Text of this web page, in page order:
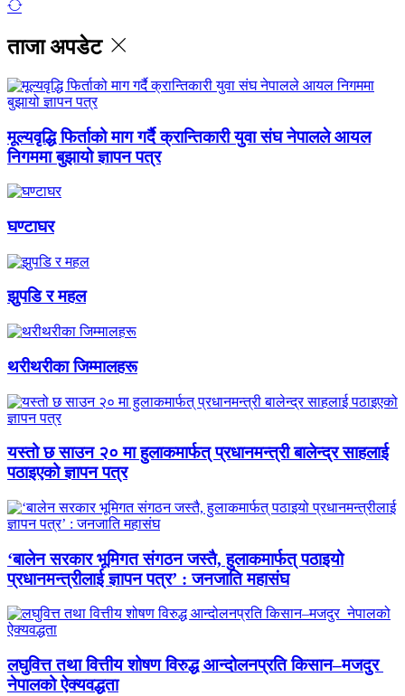
ताजा अपडेट
मूल्यवृद्धि फिर्ताको माग गर्दै क्रान्तिकारी युवा संघ नेपालले आयल
निगममा बुझायो ज्ञापन पत्र
घण्टाघर
झुपडि र महल
थरीथरीका जिम्मालहरू
यस्तो छ साउन २० मा हुलाकमार्फत् प्रधानमन्त्री बालेन्द्र साहलाई
पठाइएको ज्ञापन पत्र
‘बालेन सरकार भूमिगत संगठन जस्तै, हुलाकमार्फत् पठाइयो
प्रधानमन्त्रीलाई ज्ञापन पत्र’ : जनजाति महासंघ
लघुवित्त तथा वित्तीय शोषण विरुद्ध आन्दोलनप्रति किसान–मजदुर
नेपालको ऐक्यवद्धता